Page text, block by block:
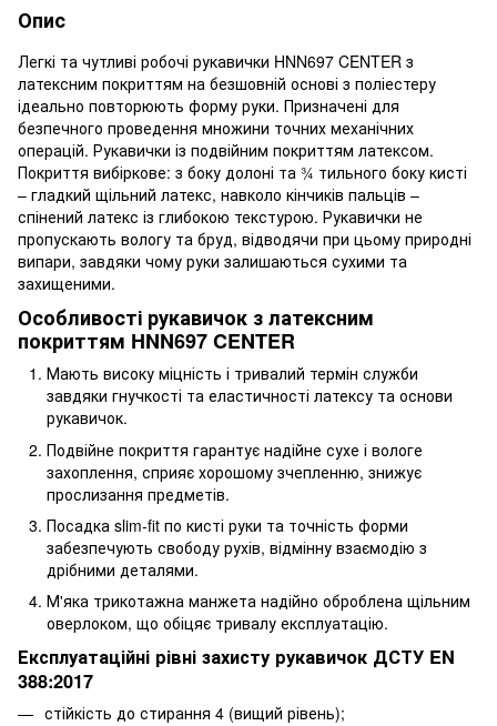
Опис
Легкі та чутливі робочі рукавички HNN697 CENTER з
латексним покриттям на безшовній основі з поліестеру
ідеально повторюють форму руки. Призначені для
безпечного проведення множини точних механічних
операцій. Рукавички із подвійним покриттям латексом.
Покриття вибіркове: з боку долоні та ¾ тильного боку кисті
– гладкий щільний латекс, навколо кінчиків пальців –
спінений латекс із глибокою текстурою. Рукавички не
пропускають вологу та бруд, відводячи при цьому природні
випари, завдяки чому руки залишаються сухими та
захищеними.
Особливості рукавичок з латексним
покриттям HNN697 CENTER
Мають високу міцність і тривалий термін служби
завдяки гнучкості та еластичності латексу та основи
рукавичок.
Подвійне покриття гарантує надійне сухе і вологе
захоплення, сприяє хорошому зчепленню, знижує
прослизання предметів.
Посадка slim-fit по кисті руки та точність форми
забезпечують свободу рухів, відмінну взаємодію з
дрібними деталями.
М'яка трикотажна манжета надійно оброблена щільним
оверлоком, що обіцяє тривалу експлуатацію.
Експлуатаційні рівні захисту рукавичок ДСТУ EN
388:2017
стійкість до стирання 4 (вищий рівень);